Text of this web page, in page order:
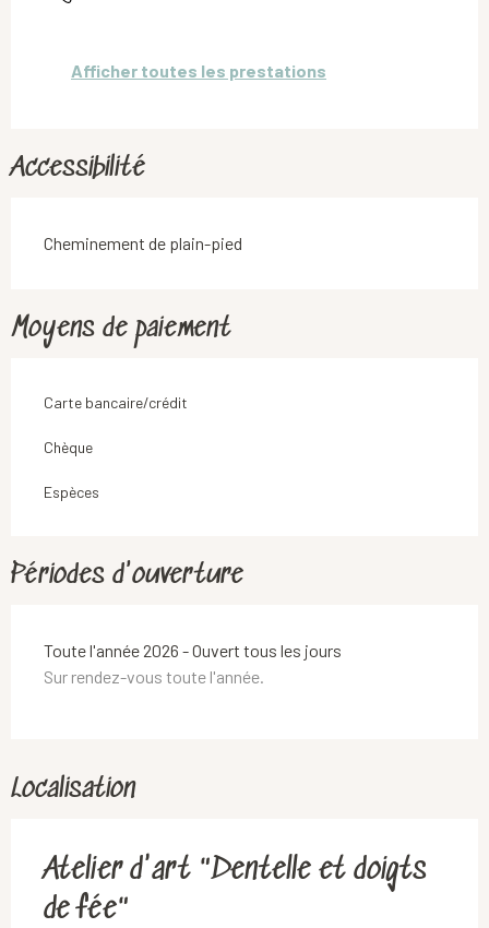
Afficher toutes les prestations
Accessibilité
Cheminement de plain-pied
Moyens de paiement
Carte bancaire/crédit
Chèque
Espèces
Périodes d'ouverture
Toute l'année 2026 - Ouvert tous les jours
Sur rendez-vous toute l'année.
Localisation
Atelier d'art "Dentelle et doigts
de fée"